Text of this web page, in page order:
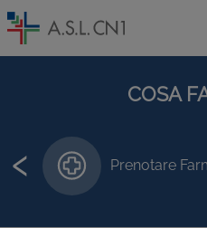
COSA
Prenotare
‹